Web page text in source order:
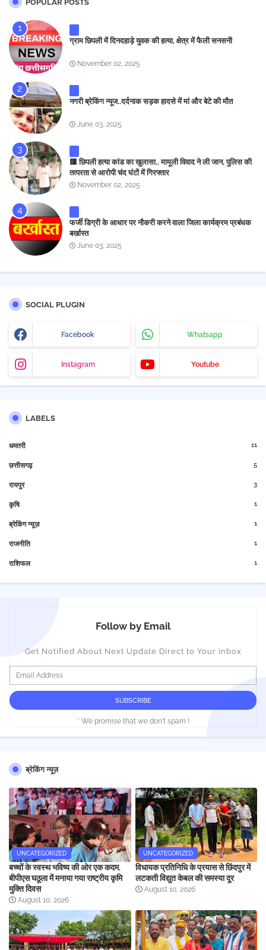
POPULAR POSTS
ग्राम छिपली में दिनदहाड़े युवक की हत्या, क्षेत्र में फैली सनसनी
November 02, 2025
नगरी ब्रेकिंग न्यूज..दर्दनाक सड़क हादसे में मां और बेटे की मौत
June 03, 2025
🟥 छिपली हत्या कांड का खुलासा.. मामूली विवाद ने ली जान, पुलिस की
तत्परता से आरोपी चंद घंटों में गिरफ्तार
November 02, 2025
फर्जी डिग्री के आधार पर नौकरी करने वाला जिला कार्यक्रम प्रबंधक
बर्खास्त
June 03, 2025
SOCIAL PLUGIN
Facebook Whatsapp
Instagram Youtube
LABELS
धमतरी 11
छत्तीसगढ़ 5
रायपुर 3
कृषि 1
ब्रेकिंग न्यूज़ 1
राजनीति 1
राशिफल 1
Follow by Email
Get Notified About Next Update Direct to Your inbox
* We promise that we don't spam !
ब्रेकिंग न्यूज़
UNCATEGORIZED
बच्चों के स्वस्थ भविष्य की ओर एक कदम,
बीपीएस घठूला में मनाया गया राष्ट्रीय कृमि
मुक्ति दिवस
August 10, 2026
UNCATEGORIZED
विधायक प्रतिनिधि के प्रयास से छिंदपुर में
लटकती विद्युत केबल की समस्या दूर
August 10, 2026